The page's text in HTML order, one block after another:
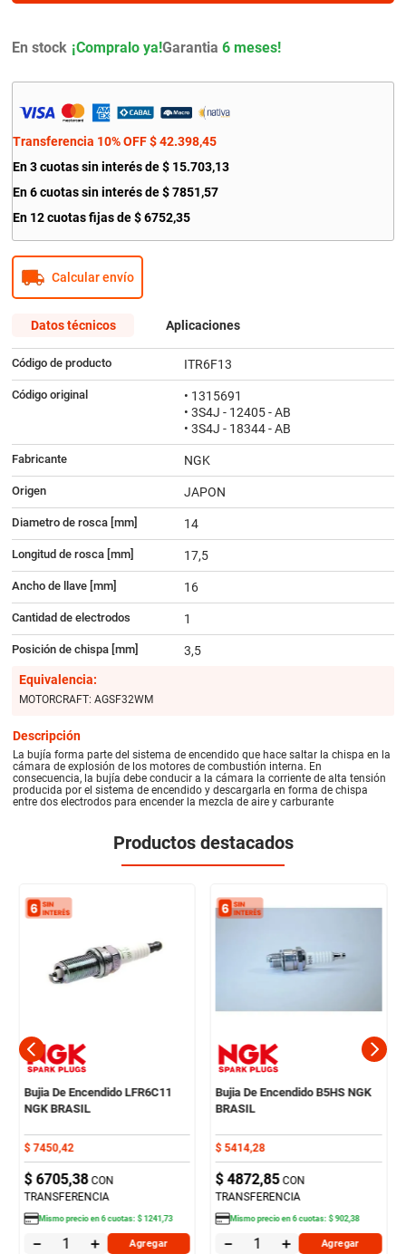
En stock Garantia 6 meses!
Transferencia 10% OFF $ 42.398,45
En 3 cuotas sin interés de $ 15.703,13
En 6 cuotas sin interés de$ 7851,57
En 12 cuotas fijas de $ 6752,35
Calcular envío
Datos técnicos Aplicaciones
Código de producto ITR6F13
Código original
• 1315691
• 3S4J - 12405 - AB
• 3S4J - 18344 - AB
Fabricante NGK
Origen JAPON
Diametro de rosca [mm] 14
Longitud de rosca [mm] 17,5
Ancho de llave [mm] 16
Cantidad de electrodos 1
Posición de chispa [mm]
3,5
Equivalencia:
MOTORCRAFT: AGSF32WM
Descripción
La bujía forma parte del sistema de encendido que hace saltar la chispa en la
cámara de explosión de los motores de combustión interna. En
consecuencia, la bujía debe conducir a la cámara la corriente de alta tensión
producida por el sistema de encendido y descargarla en forma de chispa
entre dos electrodos para encender la mezcla de aire y carburante
Productos destacados
Bujia De Encendido LFR6C11
NGK BRASIL
$ 7450,42
$ 6705,38 CON
TRANSFERENCIA
Mismo precio en6cuotas:$ 1241 ,73
＋
－ Agregar
Bujia De Encendido B5HS NGK
BRASIL
$ 5414,28
$ 4872,85 CON
TRANSFERENCIA
Mismo precio en6cuotas:$ 902,38
＋
－ Agregar
9.
bmw
10
amortiguador